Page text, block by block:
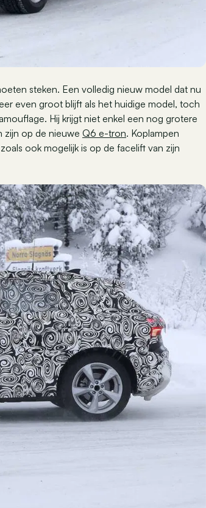
steken. Een volledig nieuw model dat nu
even groot blijft als het huidige model, toch
Hij krijgt niet enkel een nog grotere
zijn op de nieuwe Q6 e-tron. Koplampen
ook mogelijk is op de facelift van zijn